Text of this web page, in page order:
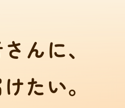
んに、
たい。